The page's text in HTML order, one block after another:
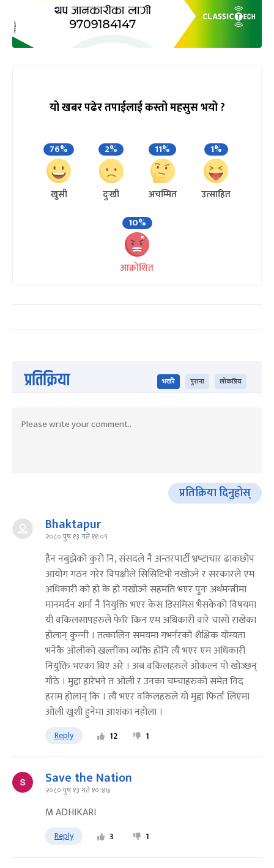
यो खबर पढेर तपाईलाई कस्तो महसुस भयो ?
76%
खुसी
2%
दुःखी
11%
अचम्मित
1%
उत्साहित
10%
आक्रोशित
प्रतिक्रिया भर्खरै पुराना लोकप्रिय
प्रतिक्रिया दिनुहोस्
Bhaktapur
२०८० पुष १३ गते ११:०९
हैन नबुझेको कुरो नि, संसदले नै अन्तरपार्टी भ्रष्‍टाचार ढाकछोप
आयोग गठन गरेर विपक्षीले सिसिटिभी नखोज्‍ने र सरकारले एम
अधिकारी को हो के हो नखोज्‍ने सहमति भएर पुनः अर्थमन्त्रीमा
मानमर्दन शर्मा नै नियुक्ति भएर केस डिसमिस भैसकेको विषयमा
यी वकिलसापहरुले फेरि किन एम अधिकारी वारे चासो राखेका
होलान् कुन्‍नी । तत्कालिन समयमा गभर्नरको शैक्षिक योग्यता
भनेकै ओलीको खल्तीका व्यक्ति होनि त्यै भएर एम अधिकारी
नियुक्ति भएका थिए अरे । अब वकिलहरुले ओकल्न पो खोज्छन्
गाँठे । मुद्दा हारेभने त ओली र उनका चम्चाहरुको समेत निद
हराम होलान् कि । त्यै भएर वकिलहरुले यो मुद्दा फिर्ता लिएमा
ओली खुशी हुनेमा आशंका नहोला ।
Reply 12 1
Save the Nation
२०८० पुष १३ गते १०:४७
M ADHIKARI
Reply 3 1